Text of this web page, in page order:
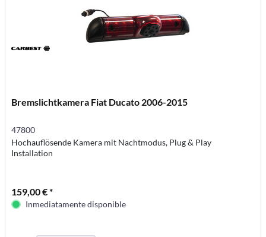
Bremslichtkamera Fiat Ducato 2006-2015
47800
Hochauflösende Kamera mit Nachtmodus, Plug & Play
Installation
159,00 € *
Inmediatamente disponible